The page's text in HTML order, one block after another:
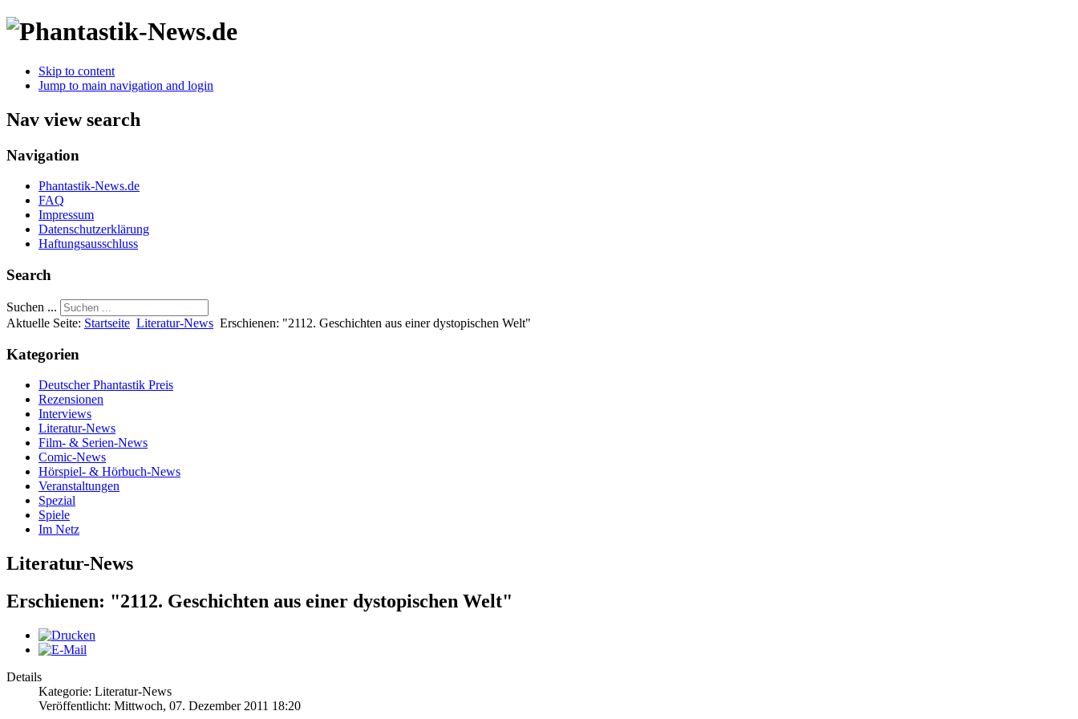
Skip to content
Jump to main navigation and login
Nav view search
Navigation
Phantastik-News.de
FAQ
Impressum
Datenschutzerklärung
Haftungsausschluss
Search
Suchen ...
Aktuelle Seite: Startseite Literatur-News Erschienen: "2112. Geschichten aus einer dystopischen Welt"
Kategorien
Deutscher Phantastik Preis
Rezensionen
Interviews
Literatur-News
Film- & Serien-News
Comic-News
Hörspiel- & Hörbuch-News
Veranstaltungen
Spezial
Spiele
Im Netz
Literatur-News
Erschienen: "2112. Geschichten aus einer dystopischen Welt"
Details
Kategorie: Literatur-News
Veröffentlicht: Mittwoch, 07. Dezember 2011 18:20